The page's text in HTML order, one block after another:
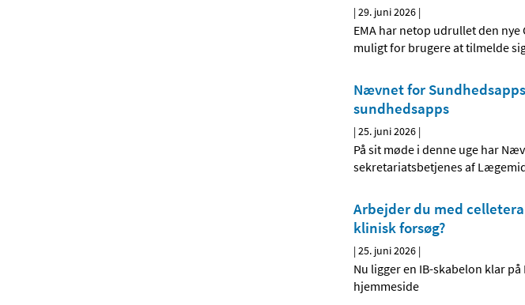
|29. juni 2026 |
EMA har netop udrullet den
muligt for brugere at tilmelde
Nævnet for
sundhedsapps
|25. juni 2026 |
På sit møde i denne uge har
sekretariatsbetjenes af
Arbejder du med
klinisk forsøg?
|25. juni 2026 |
Nu ligger en IB-skabelon klar
hjemmeside